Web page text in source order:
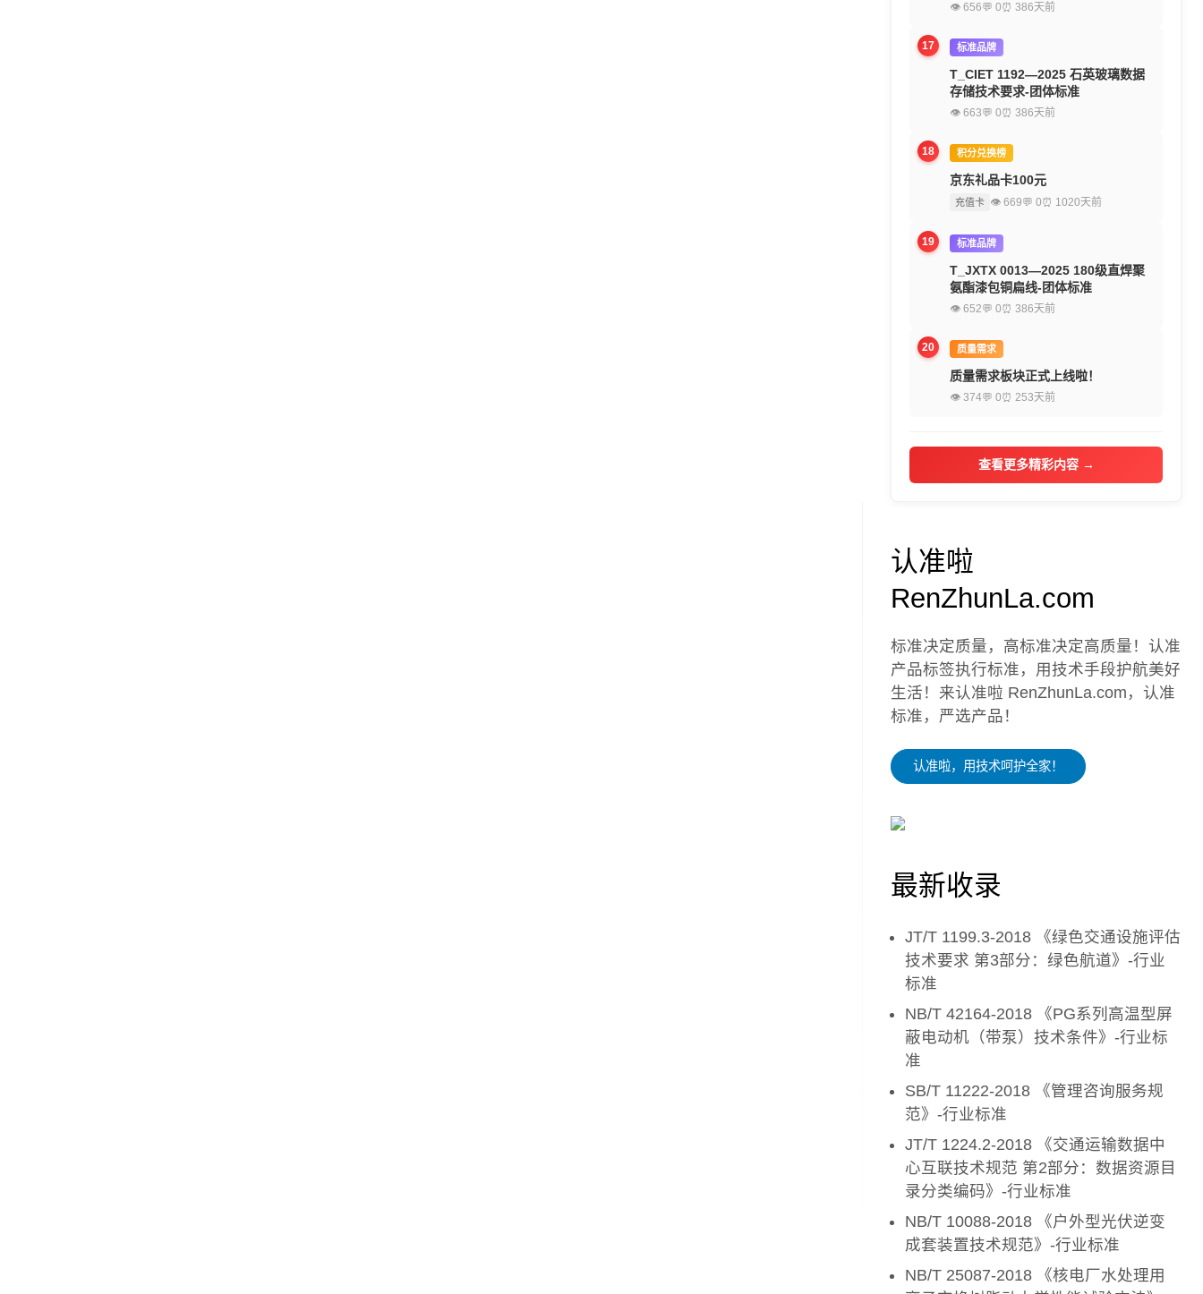
👁 656💬 0⏰ 386天前
17 标准品牌
T_CIET 1192—2025 石英玻璃数据
存储技术要求-团体标准
👁 663💬 0⏰ 386天前
18 积分兑换榜
京东礼品卡100元
充值卡 👁 669💬 0⏰ 1020天前
19 标准品牌
T_JXTX 0013—2025 180级直焊聚
氨酯漆包铜扁线-团体标准
👁 652💬 0⏰ 386天前
20 质量需求
质量需求板块正式上线啦！
👁 374💬 0⏰ 253天前
查看更多精彩内容 →
认准啦
RenZhunLa.com
标准决定质量，高标准决定高质量！认准
产品标签执行标准，用技术手段护航美好
生活！来认准啦 RenZhunLa.com，认准
标准，严选产品！
认准啦，用技术呵护全家！
最新收录
JT/T 1199.3-2018 《绿色交通设施评估
技术要求 第3部分：绿色航道》-行业
标准
NB/T 42164-2018 《PG系列高温型屏
蔽电动机（带泵）技术条件》-行业标
准
SB/T 11222-2018 《管理咨询服务规
范》-行业标准
JT/T 1224.2-2018 《交通运输数据中
心互联技术规范 第2部分：数据资源目
录分类编码》-行业标准
NB/T 10088-2018 《户外型光伏逆变
成套装置技术规范》-行业标准
NB/T 25087-2018 《核电厂水处理用